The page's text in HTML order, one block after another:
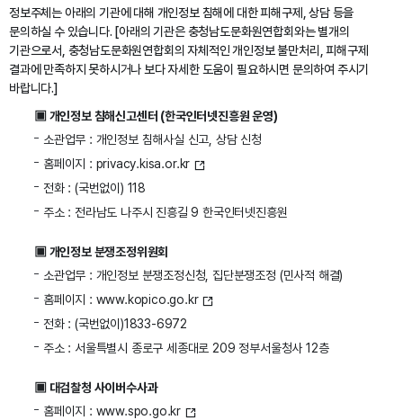
정보주체는 아래의 기관에 대해 개인정보 침해에 대한 피해구제, 상담 등을
문의하실 수 있습니다. [아래의 기관은 충청남도문화원연합회와는 별개의
기관으로서, 충청남도문화원연합회의 자체적인 개인정보 불만처리, 피해구제
결과에 만족하지 못하시거나 보다 자세한 도움이 필요하시면 문의하여 주시기
바랍니다.]
▣ 개인정보 침해신고센터 (한국인터넷진흥원 운영)
소관업무 : 개인정보 침해사실 신고, 상담 신청
홈페이지 : privacy.kisa.or.kr
전화 : (국번없이) 118
주소 : 전라남도 나주시 진흥길 9 한국인터넷진흥원
▣ 개인정보 분쟁조정위원회
소관업무 : 개인정보 분쟁조정신청, 집단분쟁조정 (민사적 해결)
홈페이지 : www.kopico.go.kr
전화 : (국번없이)1833-6972
주소 : 서울특별시 종로구 세종대로 209 정부서울청사 12층
▣ 대검찰청 사이버수사과
홈페이지 : www.spo.go.kr